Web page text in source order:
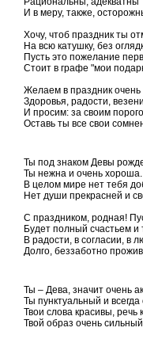
И в меру, также,
Хочу, чтоб праздник ты
На всю катушку, без
Пусть это пожелание
Стоит в графе "мои
Желаем в праздник очень
Здоровья, радости,
И просим: за своим
Оставь ты все свои
Ты под знаком Девы
Ты нежна и очень хороша.
В целом мире нет тебя
Нет души прекрасней и
С праздником, родная!
Будет полный счастьем и
В радости, в согласии, в
Долго, беззаботно
Ты – Дева, значит очень
Ты пунктуальный и
Твои слова красивы, речь
Твой образ очень